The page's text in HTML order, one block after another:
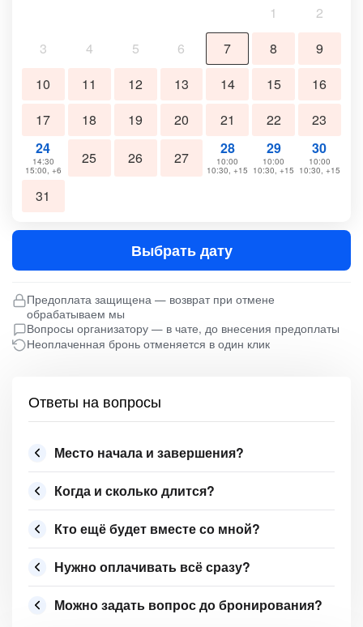
1
2
3
4 5 6 7 8
9
10
11 12 13 14 15
16
17
18 19 20 21 22
23
24
14:30
15:00, +6
25 26 27
28
10:00
10:30, +15
29
10:00
10:30, +15
30
10:00
10:30, +15
31
Выбрать дату
Предоплата защищена — возврат при отмене
обрабатываем мы
Вопросы организатору — в чате, до внесения предоплаты
Неоплаченная бронь отменяется в один клик
Ответы на вопросы
Место начала и завершения?
Когда и сколько длится?
Кто ещё будет вместе со мной?
Нужно оплачивать всё сразу?
Можно задать вопрос до бронирования?